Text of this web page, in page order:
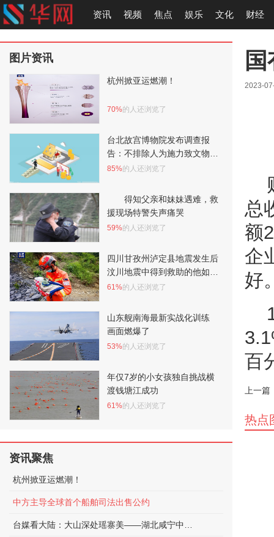
资讯 视频 焦点 娱乐 文化 财经
2023-
总
额
企
好
百
上一篇
图片资讯
杭州掀亚运燃潮！
70%的人还浏览了
台北故宫博物院发布调查报
告：不排除人为施力致文物破
裂
85%的人还浏览了
得知父亲和妹妹遇难，救
援现场特警失声痛哭
59%的人还浏览了
四川甘孜州泸定县地震发生后
汶川地震中得到救助的他如今
正在守护泸定
61%的人还浏览了
山东舰南海最新实战化训练
画面燃爆了
53%的人还浏览了
年仅7岁的小女孩独自挑战横
渡钱塘江成功
61%的人还浏览了
资讯聚焦
杭州掀亚运燃潮！
中方主导全球首个船舶司法出售公约
热点